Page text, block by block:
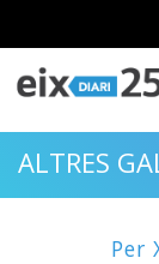
ALTRES
Per